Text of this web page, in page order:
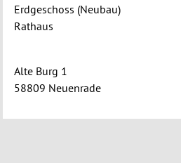
Erdgeschoss (Neubau)
Rathaus
Alte Burg 1
58809 Neuenrade